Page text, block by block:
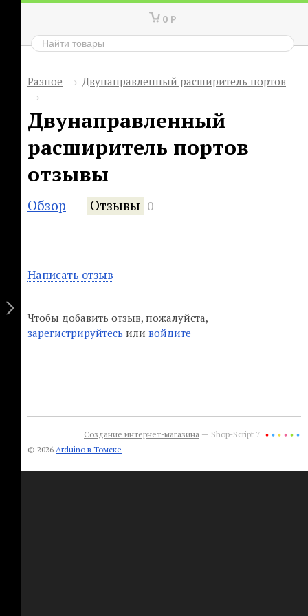
0 Р
Разное → Двунаправленный расширитель портов
→
Двунаправленный
расширитель портов
отзывы
Обзор Отзывы 0
Написать отзыв
Чтобы добавить отзыв, пожалуйста,
зарегистрируйтесь или войдите
Создание интернет-магазина — Shop-Script 7
© 2026 Arduino в Томске